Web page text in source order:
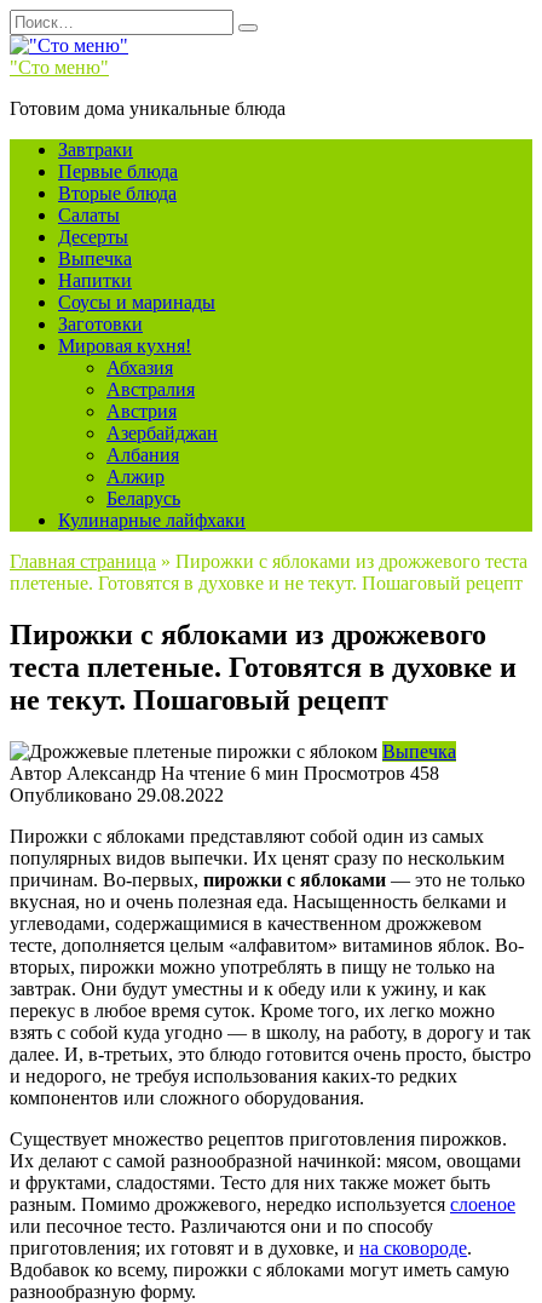
Перейти
к
содержанию
Search
for:
"Сто меню"
Готовим дома уникальные блюда
Завтраки
Первые блюда
Вторые блюда
Салаты
Десерты
Выпечка
Напитки
Соусы и маринады
Заготовки
Мировая кухня!
Абхазия
Австралия
Австрия
Азербайджан
Албания
Алжир
Беларусь
Кулинарные лайфхаки
Главная страница » Пирожки с яблоками из дрожжевого теста
плетеные. Готовятся в духовке и не текут. Пошаговый рецепт
Пирожки с яблоками из дрожжевого
теста плетеные. Готовятся в духовке и
не текут. Пошаговый рецепт
Выпечка
Автор Александр На чтение 6 мин Просмотров 458
Опубликовано 29.08.2022
Пирожки с яблоками представляют собой один из самых
популярных видов выпечки. Их ценят сразу по нескольким
причинам. Во-первых, пирожки с яблоками — это не только
вкусная, но и очень полезная еда. Насыщенность белками и
углеводами, содержащимися в качественном дрожжевом
тесте, дополняется целым «алфавитом» витаминов яблок. Во-
вторых, пирожки можно употреблять в пищу не только на
завтрак. Они будут уместны и к обеду или к ужину, и как
перекус в любое время суток. Кроме того, их легко можно
взять с собой куда угодно — в школу, на работу, в дорогу и так
далее. И, в-третьих, это блюдо готовится очень просто, быстро
и недорого, не требуя использования каких-то редких
компонентов или сложного оборудования.
Существует множество рецептов приготовления пирожков.
Их делают с самой разнообразной начинкой: мясом, овощами
и фруктами, сладостями. Тесто для них также может быть
разным. Помимо дрожжевого, нередко используется слоеное
или песочное тесто. Различаются они и по способу
приготовления; их готовят и в духовке, и на сковороде.
Вдобавок ко всему, пирожки с яблоками могут иметь самую
разнообразную форму.